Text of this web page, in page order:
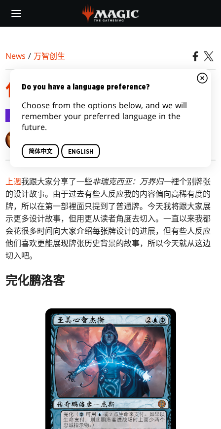
main
News / 万智创生
任务完化，第二部
万智创生 2023-02-06
上週我跟大家分享了一些非瑞克西亚：万界归一裡个别牌张
的设计故事。由于过去有些人反应我的内容偏向高稀有度的
牌，所以在第一部裡面只提到了普通牌。今天我将跟大家展
示更多设计故事，但用更从读者角度去切入。一直以来我都
会花很多时间向大家介绍每张牌设计的进展，但有些人反应
他们喜欢更能展现牌张历史背景的故事，所以今天就从这边
切入吧。
完化鹏洛客
Do you have a language preference?
Choose from the options below, and we will
remember your preferred language in the
future.
简体中文 ENGLISH